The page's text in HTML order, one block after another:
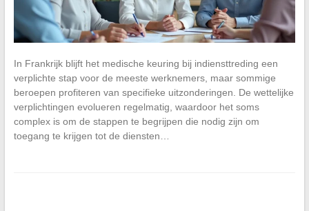
In Frankrijk blijft het medische keuring bij indiensttreding een
verplichte stap voor de meeste werknemers, maar sommige
beroepen profiteren van specifieke uitzonderingen. De wettelijke
verplichtingen evolueren regelmatig, waardoor het soms
complex is om de stappen te begrijpen die nodig zijn om
toegang te krijgen tot de diensten…